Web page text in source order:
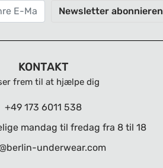
Newsletter abonnieren
KONTAKT
frem til at hjælpe dig
+49 173 6011 538
mandag til fredag ​​fra 8 til 18
underwear.com